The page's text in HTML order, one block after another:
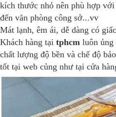
kích thước nhỏ nên phù hợp
đến văn phòng công sở...vv
Mát lạnh, êm ái, dễ dàng có
Khách hàng tại tphcm luôn ủng
chất lượng độ bền và chế độ
tốt tại web củng như tại cửa